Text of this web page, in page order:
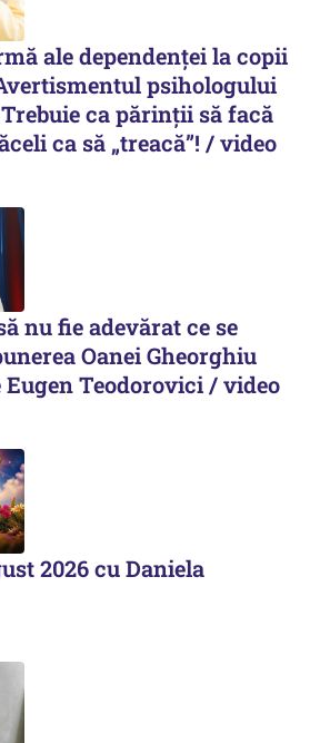
ale dependenței la copii
psihologului
ca părinții să facă
ca să „treacă”! / video
nu fie adevărat ce se
Oanei Gheorghiu
Teodorovici / video
2026 cu Daniela